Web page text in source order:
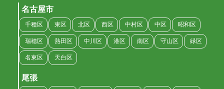
名古屋市
千種区 東区 北区 西区 中村区 中区 昭和区
瑞穂区 熱田区 中川区 港区 南区 守山区 緑区
名東区 天白区
尾張